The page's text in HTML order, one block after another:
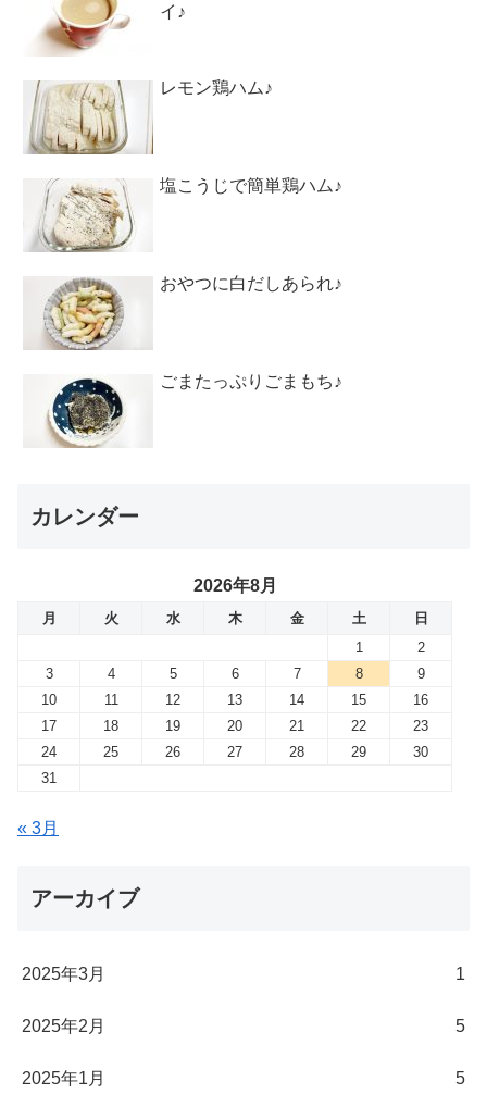
イ♪
レモン鶏ハム♪
塩こうじで簡単鶏ハム♪
おやつに白だしあられ♪
ごまたっぷりごまもち♪
カレンダー
2026年8月
月 火 水 木 金 土
日
1
2
3
4 5 6 7 8
9
10
11 12 13 14 15
16
17
18 19 20 21 22
23
24
25 26 27 28 29
30
31
« 3月
アーカイブ
2025年3月 1
2025年2月 5
2025年1月 5